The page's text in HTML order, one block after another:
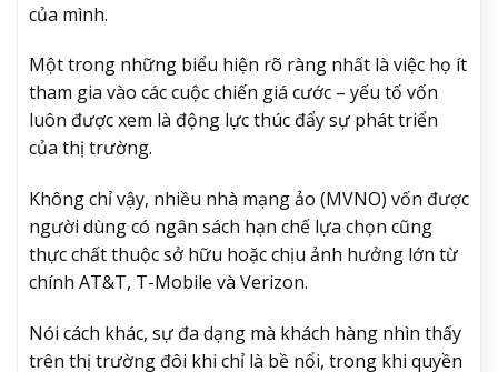
của mình.
Một trong những biểu hiện rõ ràng nhất là việc họ ít
tham gia vào các cuộc chiến giá cước – yếu tố vốn
luôn được xem là động lực thúc đẩy sự phát triển
của thị trường.
Không chỉ vậy, nhiều nhà mạng ảo (MVNO) vốn được
người dùng có ngân sách hạn chế lựa chọn cũng
thực chất thuộc sở hữu hoặc chịu ảnh hưởng lớn từ
chính AT&T, T-Mobile và Verizon.
Nói cách khác, sự đa dạng mà khách hàng nhìn thấy
trên thị trường đôi khi chỉ là bề nổi, trong khi quyền